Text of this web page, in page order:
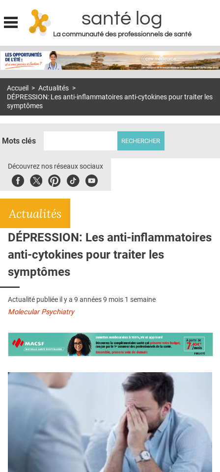
Jump to navigation
santé log
La communauté des professionnels de santé
MON COMPTE
S'ABONNER À LA REVUE SOIN À DOMICILE
ACTUS
E-REVUE SAD
THÉMA
CRÉDITS
Accueil > Actualités >
DÉPRESSION: Les anti-inflammatoires anti-cytokines pour traiter les
symptômes
Mots clés
Découvrez nos réseaux sociaux
FacebookTwitterPinterest
TiktokYoubute
Actualités
DÉPRESSION: Les anti-inflammatoires
anti-cytokines pour traiter les
symptômes
Actualité publiée il y a 9 années 9 mois 1 semaine
Molecular Psychiatry